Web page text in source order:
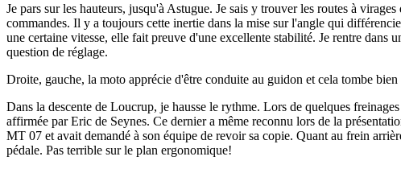
Je pars sur les hauteurs, jusqu'à Astugue. Je sais y trouver les routes à
commandes. Il y a toujours cette inertie dans la mise sur l'angle qui
une certaine vitesse, elle fait preuve d'une excellente stabilité. Je rentre dans
question de réglage.
Droite, gauche, la moto apprécie d'être conduite au guidon et cela tombe
Dans la descente de Loucrup, je hausse le rythme. Lors de quelques
affirmée par Eric de Seynes. Ce dernier a même reconnu lors de la
MT 07 et avait demandé à son équipe de revoir sa copie. Quant au frein
pédale. Pas terrible sur le plan ergonomique!